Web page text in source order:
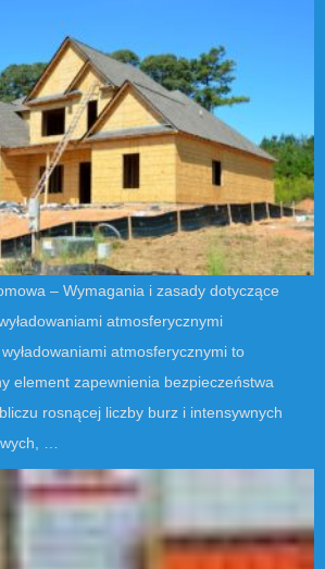
– Wymagania i zasady dotyczące
atmosferycznymi
atmosferycznymi to
element zapewnienia bezpieczeństwa
rosnącej liczby burz i intensywnych
…